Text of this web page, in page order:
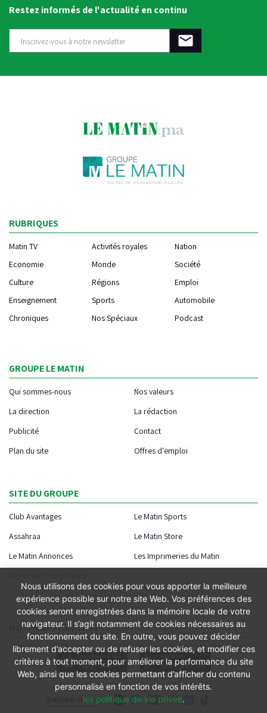
Restez informés de l'actualité en continu
Suivez-nous
RUBRIQUES
Matin TV Activités royales
Nation
Economie
Monde
Société
Culture
Régions
Emploi
Enseignement
Sports
Automobile
Chroniques
Nos Spéciaux Podcast
GROUPE LE MATIN
Qui sommes-nous
Nos valeurs
La direction
La rédaction
Publicité
Contact
Plan du site
Offres d'emploi
SITE DU GROUPE
Club Avantages
Le Matin Sports
Assahraa
Le Matin Store
Le Matin Annonces
Les Imprimeries du Matin
NOTRE APPLICATION
Nous utilisons des cookies pour vous apporter la meilleure
expérience possible sur notre site Web. Vos préférences des
cookies seront enregistrées dans la mémoire locale de votre
navigateur. Il s’agit notamment de cookies nécessaires au
fonctionnement du site. En outre, vous pouvez décider
librement d’accepter ou de refuser les cookies, et modifier ces
critères à tout moment, pour améliorer la performance du site
Web, ainsi que les cookies permettant d’afficher du contenu
personnalisé en fonction de vos intérêts.
les politique de vie privee.